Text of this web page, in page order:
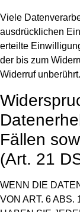
Viele
ausdrücklichen
erteilte
der bis zum
Widerruf unberührt.
Fällen
(Art. 21
WENN DIE
VON ART. 6 ABS.